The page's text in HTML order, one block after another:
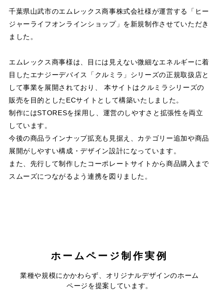
千葉県山武市のエムレックス商事株式会社様が運営する「ヒー
ジャーライフオンラインショップ」を新規制作させていただき
ました。
エムレックス商事様は、目には見えない微細なエネルギーに着
目したエナジーデバイス「クルミラ」シリーズの正規取扱店と
して事業を展開されており、 本サイトはクルミラシリーズの
販売を目的としたECサイトとして構築いたしました。
制作にはSTORESを採用し、運営のしやすさと拡張性を両立
しています。
今後の商品ラインナップ拡充も見据え、カテゴリー追加や商品
展開がしやすい構成・デザイン設計になっています。
また、先行して制作したコーポレートサイトから商品購入まで
スムーズにつながるよう連携を図りました。
ホームページ制作実例
業種や規模にかかわらず、オリジナルデザインのホーム
ページを提案しています。
コテージ＆ペンションNANJA
MONJA
株式会社昭和電業社